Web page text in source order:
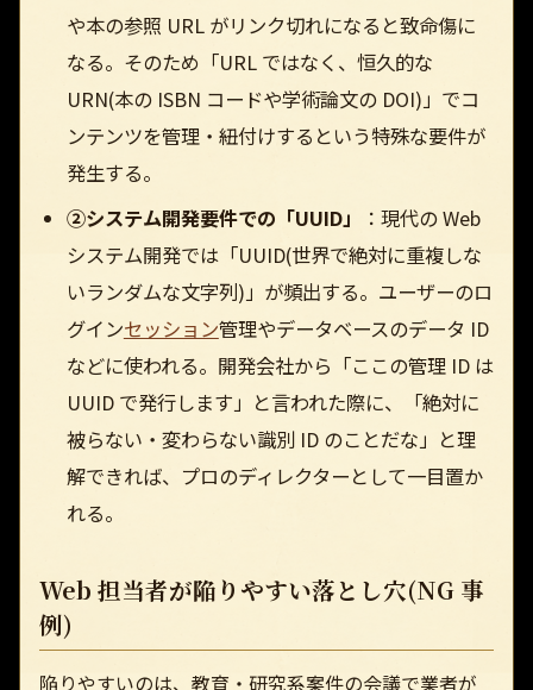
や本の参照 URL がリンク切れになると致命傷に
なる。そのため「URL ではなく、恒久的な
URN(本の ISBN コードや学術論文の DOI)」でコ
ンテンツを管理・紐付けするという特殊な要件が
発生する。
②システム開発要件での「UUID」
：現代の Web
システム開発では「UUID(世界で絶対に重複しな
いランダムな文字列)」が頻出する。ユーザーのロ
グインセッション管理やデータベースのデータ ID
などに使われる。開発会社から「ここの管理 ID は
UUID で発行します」と言われた際に、「絶対に
被らない・変わらない識別 ID のことだな」と理
解できれば、プロのディレクターとして一目置か
れる。
Web 担当者が陥りやすい落とし穴(NG 事
例)
陥りやすいのは、教育・研究系案件の会議で業者が